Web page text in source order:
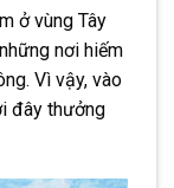
ở vùng Tây
nơi hiếm
Vì vậy, vào
đây thưởng